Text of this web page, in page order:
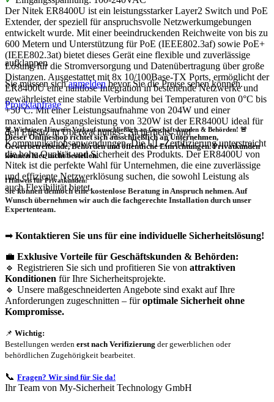
Der Nitek ER8400U ist ein leistungsstarker Layer2 Switch und PoE
Extender, der speziell für anspruchsvolle Netzwerkumgebungen
entwickelt wurde. Mit einer beeindruckenden Reichweite von bis zu
600 Metern und Unterstützung für PoE (IEEE802.3af) sowie PoE+
(IEEE802.3at) bietet dieses Gerät eine flexible und zuverlässige
Lösung für die Stromversorgung und Datenübertragung über große
Distanzen. Ausgestattet mit 8x 10/100Base-TX Ports, ermöglicht der
ER8400U eine nahtlose Integration in bestehende Netzwerke und
gewährleistet eine stabile Verbindung bei Temperaturen von 0°C bis
+50°C. Mit einer Leistungsaufnahme von 204W und einer
maximalen Ausgangsleistung von 320W ist der ER8400U ideal für
den Einsatz in Überwachungs-, Sicherheits- und
Kommunikationsanwendungen. Die UL-Zertifizierung unterstreicht
die hohe Qualität und Sicherheit des Produkts. Der ER8400U von
Nitek ist die perfekte Wahl für Unternehmen, die eine zuverlässige
und effiziente Netzwerklösung suchen, die sowohl Leistung als
auch Flexibilität bietet.
aufklappen
Sie müssen sichanmeldenbevor Sie die Preise sehen können.
Projektanfrage
🚨 Wichtiger Hinweis: Verkauf ausschließlich an Geschäftskunden & Behörden! 🚨
Dieser Onlineshop richtet sichausschließlichan Unternehmen,
Gewerbetreibende, Behörden und öffentliche Einrichtungen.Privatkunden
können hier nicht bestellen.
❗Hinweis für Privatkunden:
Sie können dennoch einekostenlose Beratung in Anspruch nehmen. Auf
Wunsch übernehmen wir auch die fachgerechte Installation durch unser
Expertenteam.
➡ Kontaktieren Sie uns für eine individuelle Sicherheitslösung!
💼 Exklusive Vorteile für Geschäftskunden & Behörden:
🔹 Registrieren Sie sich und profitieren Sie von attraktiven
Konditionen für Ihre Sicherheitsprojekte.
🔹 Unsere maßgeschneiderten Angebote sind exakt auf Ihre
Anforderungen zugeschnitten – füroptimale Sicherheit ohne
Kompromisse.
📌 Wichtig:
Bestellungen werden erst nach Verifizierung der gewerblichen oder
behördlichen Zugehörigkeit bearbeitet.
📞 Fragen? Wir sind für Sie da!
Ihr Team von My-Sicherheit Technology GmbH